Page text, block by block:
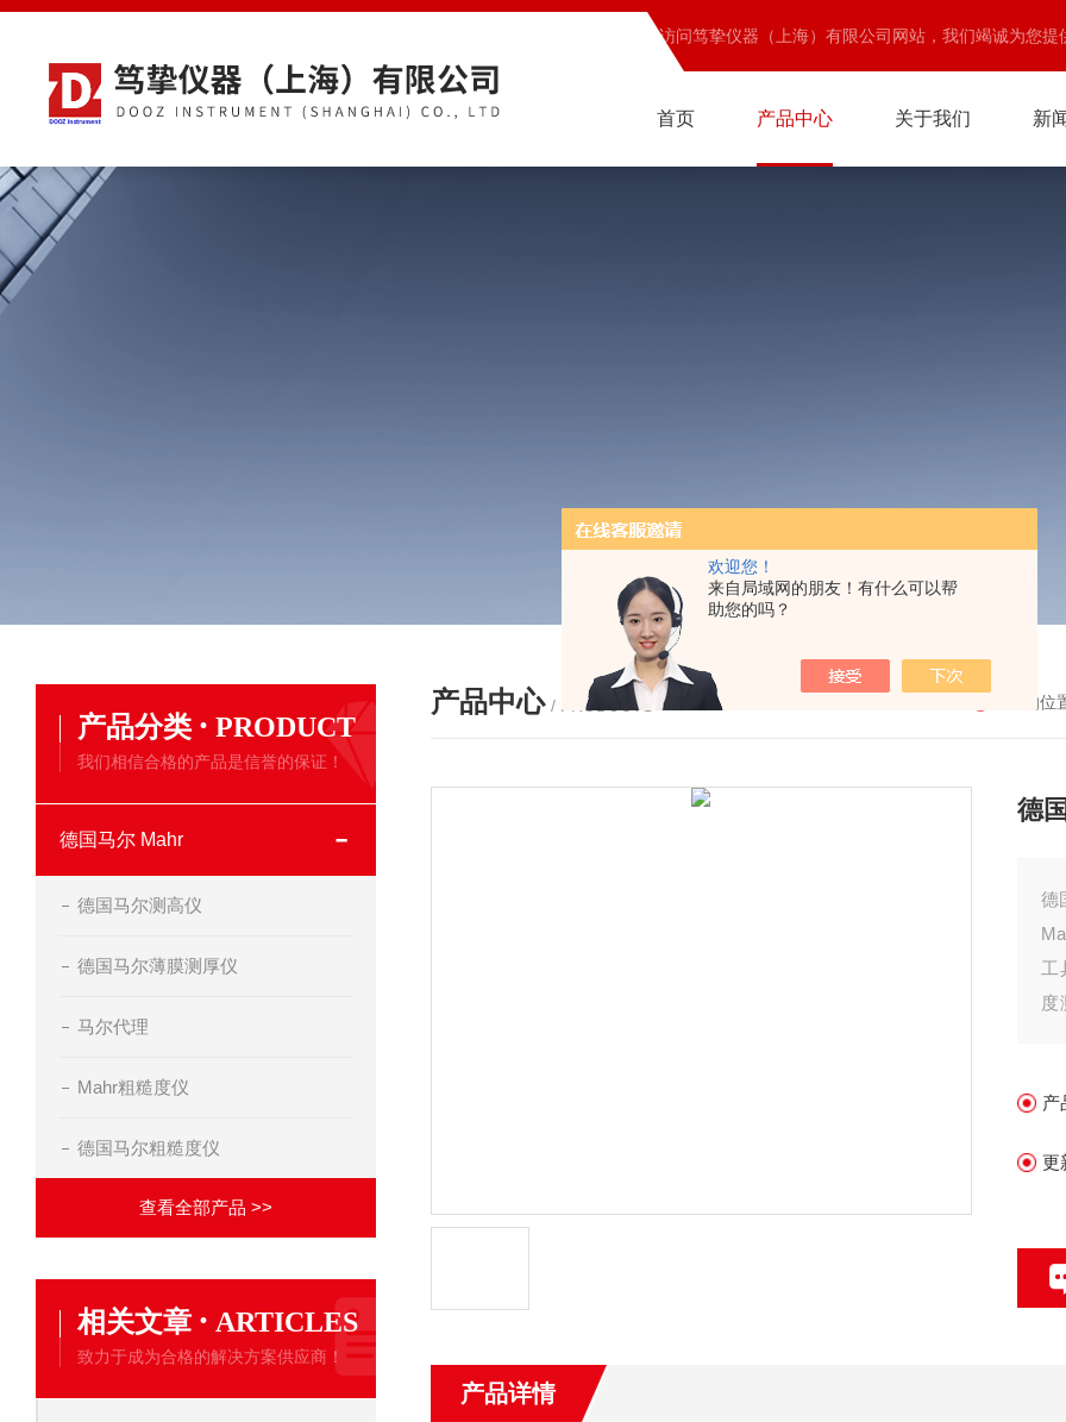
欢迎您！
来自局域网的朋友！有什么可以帮
助您的吗？
欢迎访问笃挚仪器（上海）有限公司网站，我们竭诚为您提
首页 产品中心 关于我们 新
产品分类 · PRODUCT
我们相信合格的产品是信誉的保证！
德国马尔 Mahr
德国马尔测高仪
德国马尔薄膜测厚仪
马尔代理
Mahr粗糙度仪
德国马尔粗糙度仪
查看全部产品 >>
相关文章 · ARTICLES
致力于成为合格的解决方案供应商！
产品中心 / PRODUCTS 您的位
德
德
工
度
证
产
更
产品详情